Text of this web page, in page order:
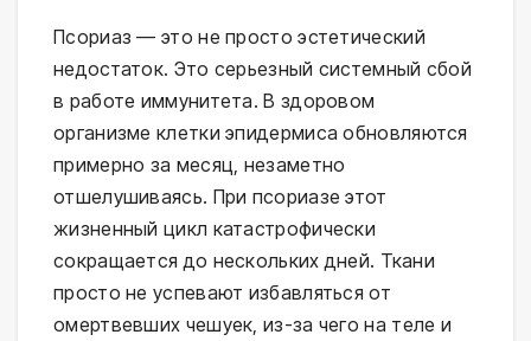
Псориаз — это не просто эстетический
недостаток. Это серьезный системный сбой
в работе иммунитета. В здоровом
организме клетки эпидермиса обновляются
примерно за месяц, незаметно
отшелушиваясь. При псориазе этот
жизненный цикл катастрофически
сокращается до нескольких дней. Ткани
просто не успевают избавляться от
омертвевших чешуек, из-за чего на теле и